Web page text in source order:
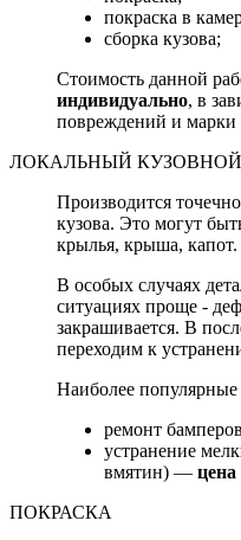
покраска в
сборка кузова;
Стоимость данной
индивидуально, в
повреждений и марки
ЛОКАЛЬНЫЙ
Производится
кузова. Это могут
крылья, крыша, капот.
В особых случаях
ситуациях проще -
закрашивается. В
переходим к
Наиболее популярные
ремонт
устранение
вмятин) — цена
ПОКРАСКА